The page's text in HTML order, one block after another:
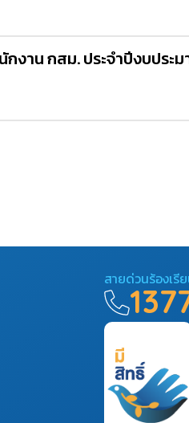
งาน กสม. ประจำปีงบประ
สายด่วนร้องเรี